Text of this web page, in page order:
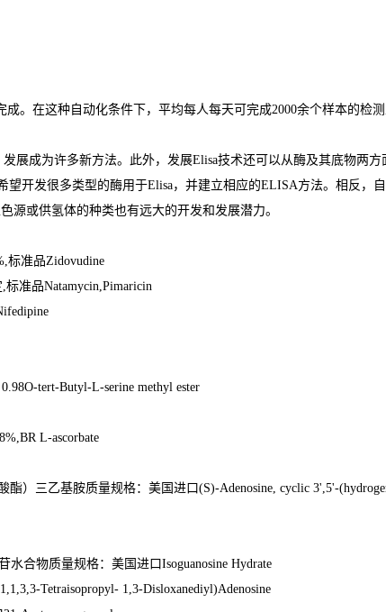
。在这种自动化条件下，平均每人每天可完成2000余个样本的检测
展成为许多新方法。此外，发展Elisa技术还可以从酶及其底物两方
望开发很多类型的酶用于Elisa，并建立相应的ELISA方法。相反，
源或供氢体的种类也有远大的开发和发展潜力。
标准品Zidovudine
标准品Natamycin,Pimaricin
0.98O-tert-Butyl-L-serine methyl ester
L-ascorbate
酯）三乙基胺质量规格：美国进口(S)-Adenosine, cyclic 3',5'-
水合物质量规格：美国进口Isoguanosine Hydrate
Tetraisopropyl- 1,3-Disloxanediyl)Adenosine